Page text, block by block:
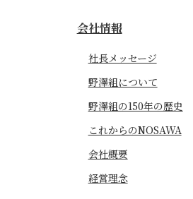
会社情報
社長メッセージ
野澤組について
野澤組の150年の歴史
これからのNOSAWA
会社概要
経営理念